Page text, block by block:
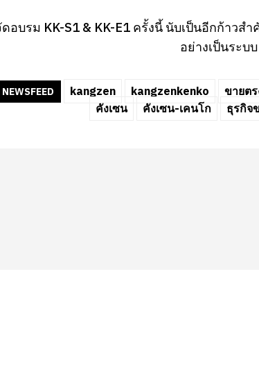
อบรม KK-S1 & KK-E1 ครั้งนี้ นับเป็นอีกก้าว
อย่างเป็นระบ
NEWSFEED kangzen kangzenkenko ขายต
คังเซน
คังเซน-เคนโก ธุรกิจ